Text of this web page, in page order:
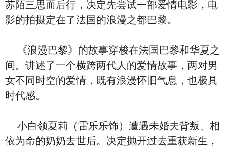
苏陌三思而后行，决定先尝试一部爱情电影，电
影的拍摄定在了法国的浪漫之都巴黎。
《浪漫巴黎》的故事穿梭在法国巴黎和华夏之
间。讲述了一个横跨两代人的爱情故事，两对男
女不同时空的爱情，既有浪漫怀旧气息，也极具
时代感。
小白领夏莉（雷乐乐饰）遭遇未婚夫背叛、相
依为命的奶奶去世后。决定抛开过去重获新生，